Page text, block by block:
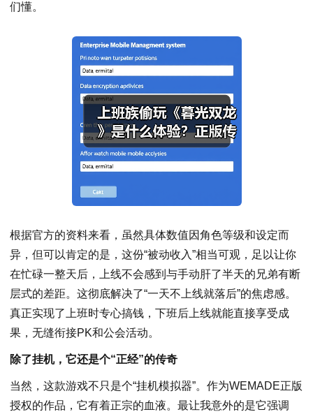
们懂。
根据官方的资料来看，虽然具体数值因角色等级和设定而
异，但可以肯定的是，这份“被动收入”相当可观，足以让你
在忙碌一整天后，上线不会感到与手动肝了半天的兄弟有断
层式的差距。这彻底解决了“一天不上线就落后”的焦虑感。
真正实现了上班时专心搞钱，下班后上线就能直接享受成
果，无缝衔接PK和公会活动。
除了挂机，它还是个“正经”的传奇
当然，这款游戏不只是个“挂机模拟器”。作为WEMADE正版
授权的作品，它有着正宗的血液。最让我意外的是它强调